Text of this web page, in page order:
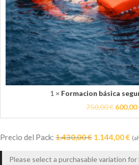
1 × Formacion básica
750,00€ 600,00
Precio del Pack: 1.430,00€ 1.144,00€
Please select a purchasable variation for